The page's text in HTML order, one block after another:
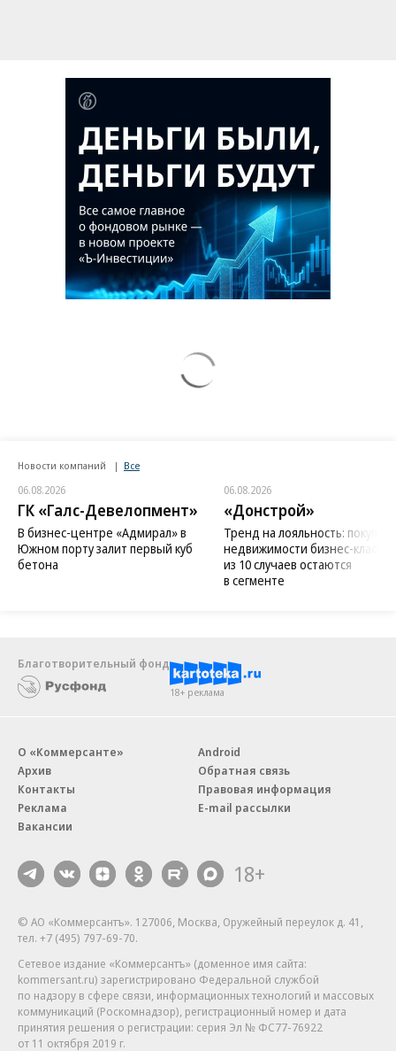
Новости компаний Все
06.08.2026
ГК «Галс-Девелопмент»
В бизнес-центре «Адмирал» в
Южном порту залит первый куб
бетона
06.08.2026
«Донстрой»
Тренд на лояльность:
недвижимости бизнес-класса
из 10 случаев остаются
в сегменте
Благотворительный фонд
18+ реклама
О «Коммерсанте»
Архив
Контакты
Реклама
Вакансии
Android
Обратная связь
Правовая информация
E-mail рассылки
18+
© АО «Коммерсантъ». 127006, Москва, Оружейный переулок д. 41,
тел. +7 (495) 797-69-70.
Сетевое издание «Коммерсантъ» (доменное имя сайта:
kommersant.ru) зарегистрировано Федеральной службой
по надзору в сфере связи, информационных технологий и массовых
коммуникаций (Роскомнадзор), регистрационный номер и дата
принятия решения о регистрации: серия Эл № ФС77-76922
от 11 октября 2019 г.